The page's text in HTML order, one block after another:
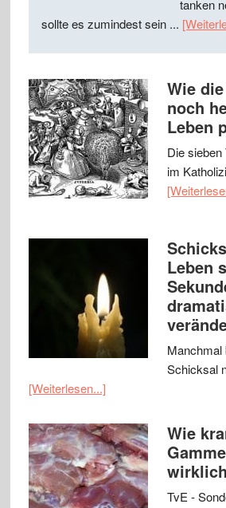
tanken
sollte es zumindest sein ...
Wie
noch
Leben
Die sieben
im
Leben
Manchmal
Schicksal
[Weiterlesen...]
Wie
TvE -